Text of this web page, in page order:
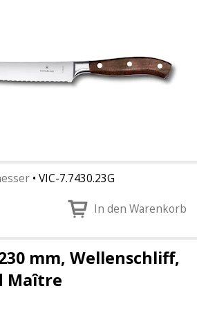
• VIC-7.7430.23G
In den Warenkorb
mm, Wellenschliff,
Maître